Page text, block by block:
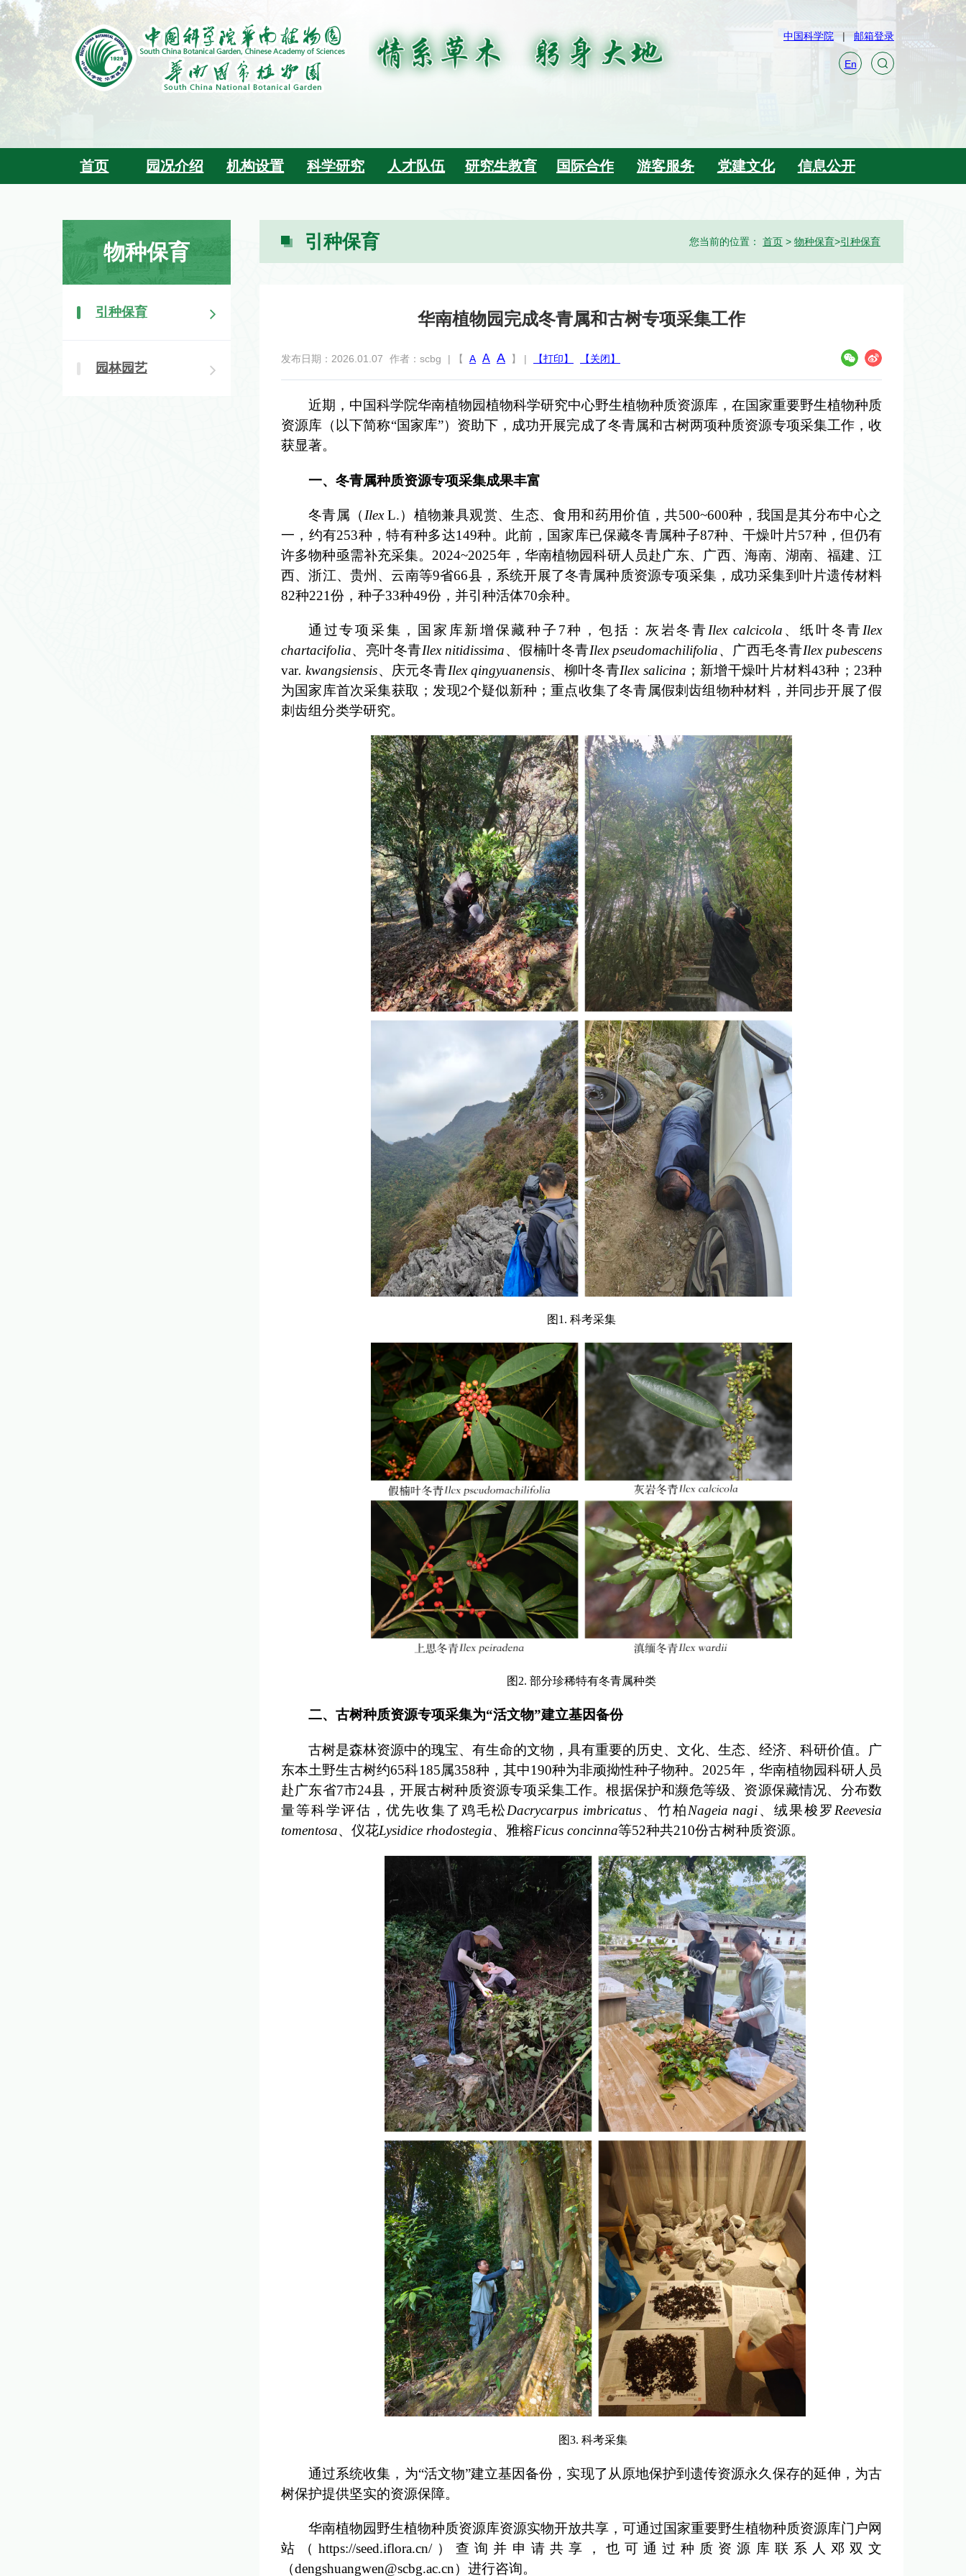
中国科学院 邮箱登录
En
首页 园况介绍 机构设置 科学研究 人才队伍 研究生教育 国际合作 游客服务 党建文化 信息公开
您当前的位置： 首页 > 物种保育>引种保育
物种保育
引种保育
园林园艺
引种保育
华南植物园完成冬青属和古树专项采集工作
发布日期：2026.01.07 作者：scbg | 【 A A A 】 | 【打印】 【关闭】
近期，中国科学院华南植物园植物科学研究中心野生植物种质资源库，在国家重要野生植物种质
资源库（以下简称“国家库”）资助下，成功开展完成了冬青属和古树两项种质资源专项采集工作，收
获显著。
一、冬青属种质资源专项采集成果丰富
冬青属（IlexL.）植物兼具观赏、生态、食用和药用价值，共500~600种，我国是其分布中心之
一，约有253种，特有种多达149种。此前，国家库已保藏冬青属种子87种、干燥叶片57种，但仍有
许多物种亟需补充采集。2024~2025年，华南植物园科研人员赴广东、广西、海南、湖南、福建、江
西、浙江、贵州、云南等9省66县，系统开展了冬青属种质资源专项采集，成功采集到叶片遗传材料
82种221份， 种子33种49份，并引种活体70余种。
通过专项采集， 国家库新增保藏种子 7种，包括：灰岩冬青Ilex calcicola 、纸叶冬青Ilex
chartacifolia、亮叶冬青Ilex nitidissima、假楠叶冬青Ilex pseudomachilifolia、 广西毛冬青Ilex pubescens
var. kwangsiensis、庆元冬青Ilex qingyuanensis、柳叶冬青Ilex salicina ；新增干燥叶片材料43种；23种
为国家库首次采集获取；发现2个疑似新种；重点收集了冬青属假刺齿组物种材料，并同步开展了假
刺齿组分类学研究。
图1. 科考采集
图2. 部分珍稀特有冬青属种类
二、古树种质资源专项采集为“活文物”建立基因备份
古树是森林资源中的瑰宝、有生命的文物，具有重要的历史、文化、生态、经济、科研价值。广
东本土野生古树约65科185属358种，其中190种为非顽拗性种子物种。2025年，华南植物园科研人员
赴广东省7市24县，开展古树种质资源专项采集工作。根据保护和濒危等级、资源保藏情况、分布数
量等科学评估，优先收集了鸡毛松Dacrycarpus imbricatus、竹柏Nageia nagi、绒果梭罗 Reevesia
tomentosa、仪花Lysidice rhodostegia、雅榕Ficus concinna等52种共210份古树种质资源。
图3. 科考采集
通过系统收集，为“活文物”建立基因备份，实现了从原地保护到遗传资源永久保存的延伸，为古
树保护提供坚实的资源保障。
华南植物园野生植物种质资源库资源实物开放共享，可通过国家重要野生植物种质资源库门户网
站（https://seed.iflora.cn/）查询并申请共享，也可通过种质资源库联系人邓双文
（dengshuangwen@scbg.ac.cn）进行咨询。